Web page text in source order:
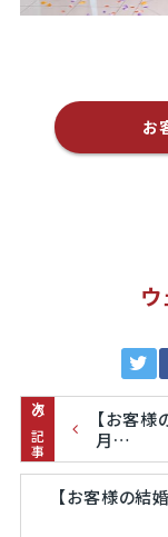
お
次の記事
【お客
月…
【お客様の結